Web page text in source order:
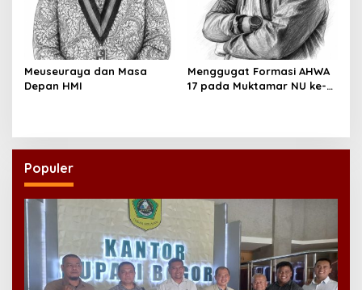
Meuseuraya dan Masa
Depan HMI
Menggugat Formasi AHWA
17 pada Muktamar NU ke-
Populer